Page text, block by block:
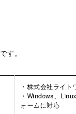
です。
・株式会社ライ
・Windows、
ォームに対応